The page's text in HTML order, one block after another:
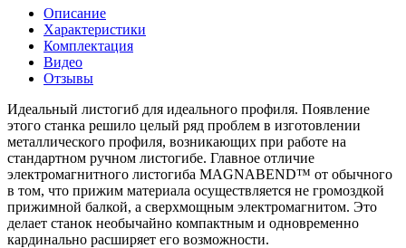
Описание
Характеристики
Комплектация
Видео
Отзывы
Идеальный листогиб для идеального профиля. Появление
этого станка решило целый ряд проблем в изготовлении
металлического профиля, возникающих при работе на
стандартном ручном листогибе. Главное отличие
электромагнитного листогиба MAGNABEND™ от обычного
в том, что прижим материала осуществляется не громоздкой
прижимной балкой, а сверхмощным электромагнитом. Это
делает станок необычайно компактным и одновременно
кардинально расширяет его возможности.